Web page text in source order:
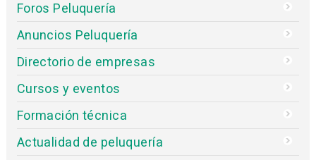
Foros Peluquería
Anuncios Peluquería
Directorio de empresas
Cursos y eventos
Formación técnica
Actualidad de peluquería